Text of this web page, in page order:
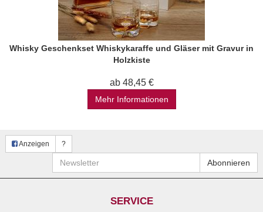
Whisky Geschenkset Whiskykaraffe und Gläser mit Gravur in
Holzkiste
ab 48,45 €
Mehr Informationen
Anzeigen ?
Newsletter Abonnieren
SERVICE